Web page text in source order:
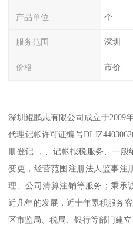
产品单位 个
服务范围 深圳
价格 市价
深圳鲲鹏志有限公司成立于2009
代理记帐许可证编号
册登记 ，、记帐报税服务、一般
变更，经营范围注册法人监事注
理、公司清算注销等服务；秉承
近几年的发展，近十年累积服务
区市监局、税局、银行等部门建立